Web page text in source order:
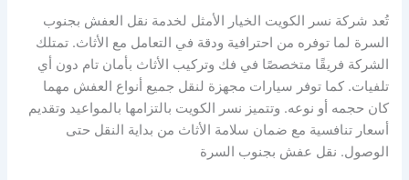
تُعد شركة نسر الكويت الخيار الأمثل لخدمة نقل العفش بجنوب
السرة لما توفره من احترافية ودقة في التعامل مع الأثاث. تمتلك
الشركة فريقًا متخصصًا في فك وتركيب الأثاث بأمان تام دون أي
تلفيات. كما توفر سيارات مجهزة لنقل جميع أنواع العفش مهما
كان حجمه أو نوعه. وتتميز نسر الكويت بالتزامها بالمواعيد وتقديم
أسعار تنافسية مع ضمان سلامة الأثاث من بداية النقل حتى
الوصول. نقل عفش بجنوب السرة